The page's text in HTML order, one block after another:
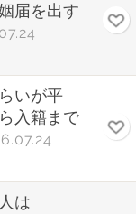
届を出す
いが平
入籍まで
は